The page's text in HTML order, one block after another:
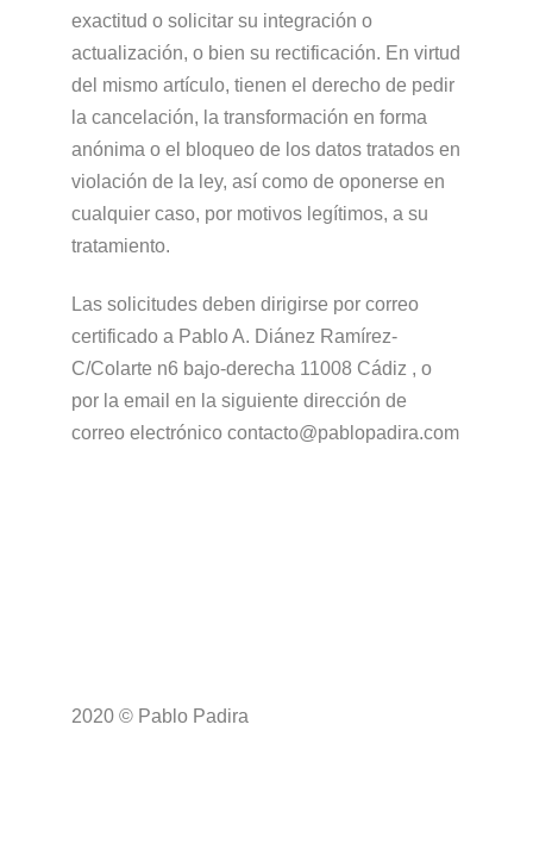
exactitud o solicitar su integración o
actualización, o bien su rectificación. En virtud
del mismo artículo, tienen el derecho de pedir
la cancelación, la transformación en forma
anónima o el bloqueo de los datos tratados en
violación de la ley, así como de oponerse en
cualquier caso, por motivos legítimos, a su
tratamiento.
Las solicitudes deben dirigirse por correo
certificado a Pablo A. Diánez Ramírez-
C/Colarte n6 bajo-derecha 11008 Cádiz , o
por la email en la siguiente dirección de
correo electrónico contacto@pablopadira.com
2020 © Pablo Padira